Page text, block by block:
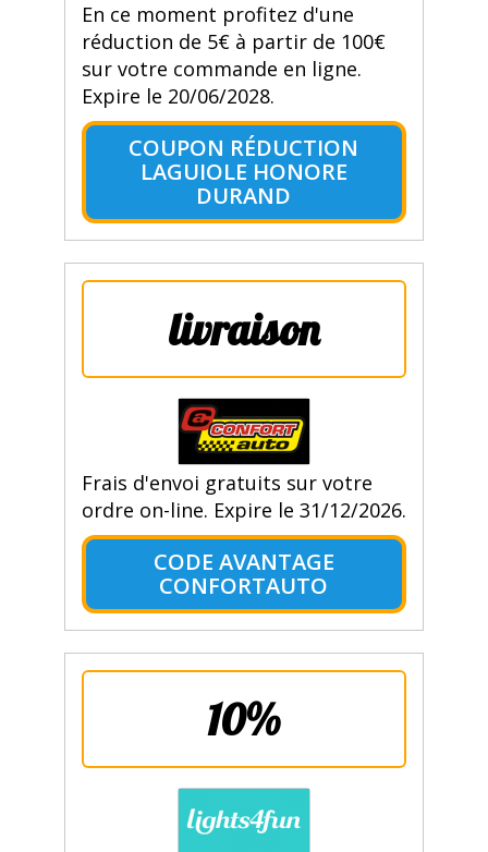
En ce moment profitez d'une
réduction de 5€ à partir de 100€
sur votre commande en ligne.
Expire le 20/06/2028.
COUPON RÉDUCTION
LAGUIOLE HONORE
DURAND
livraison
Frais d'envoi gratuits sur votre
ordre on-line. Expire le 31/12/2026.
CODE AVANTAGE
CONFORTAUTO
10%